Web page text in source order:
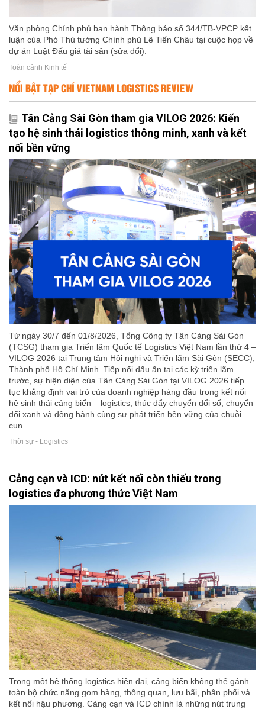
Văn phòng Chính phủ ban hành Thông báo số 344/TB-VPCP kết
luận của Phó Thủ tướng Chính phủ Lê Tiến Châu tại cuộc họp về
dự án Luật Đấu giá tài sản (sửa đổi).
Toàn cảnh Kinh tế
NỔI BẬT TẠP CHÍ VIETNAM LOGISTICS REVIEW
Tân Cảng Sài Gòn tham gia VILOG 2026: Kiến
tạo hệ sinh thái logistics thông minh, xanh và kết
nối bền vững
Từ ngày 30/7 đến 01/8/2026, Tổng Công ty Tân Cảng Sài Gòn
(TCSG) tham gia Triển lãm Quốc tế Logistics Việt Nam lần thứ 4 –
VILOG 2026 tại Trung tâm Hội nghị và Triển lãm Sài Gòn (SECC),
Thành phố Hồ Chí Minh. Tiếp nối dấu ấn tại các kỳ triển lãm
trước, sự hiện diện của Tân Cảng Sài Gòn tại VILOG 2026 tiếp
tục khẳng định vai trò của doanh nghiệp hàng đầu trong kết nối
hệ sinh thái cảng biển – logistics, thúc đẩy chuyển đổi số, chuyển
đổi xanh và đồng hành cùng sự phát triển bền vững của chuỗi
cun
Thời sự - Logistics
Cảng cạn và ICD: nút kết nối còn thiếu trong
logistics đa phương thức Việt Nam
Trong một hệ thống logistics hiện đại, cảng biển không thể gánh
toàn bộ chức năng gom hàng, thông quan, lưu bãi, phân phối và
kết nối hậu phương. Cảng cạn và ICD chính là những nút trung